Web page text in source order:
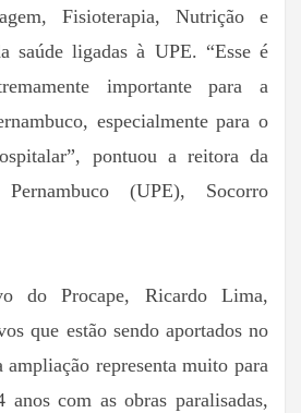
Fisioterapia, Nutrição e
saúde ligadas à UPE. “Esse é
importante para a
especialmente para o
pontuou a reitora da
(UPE), Socorro
do Procape, Ricardo Lima,
que estão sendo aportados no
ampliação representa muito para
anos com as obras paralisadas,